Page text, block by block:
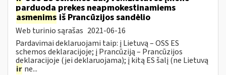
parduoda prekes neapmokestinamiems
asmenims iš Prancūzijos sandėlio
Web turinio sąrašas 2021-06-16
Pardavimai deklaruojami taip: į Lietuvą – OSS ES
schemos deklaracijoje; į Prancūziją – Prancūzijos
deklaracijoje (jei deklaruojama); į kitą ES šalį (ne Lietuvą
ir ne...